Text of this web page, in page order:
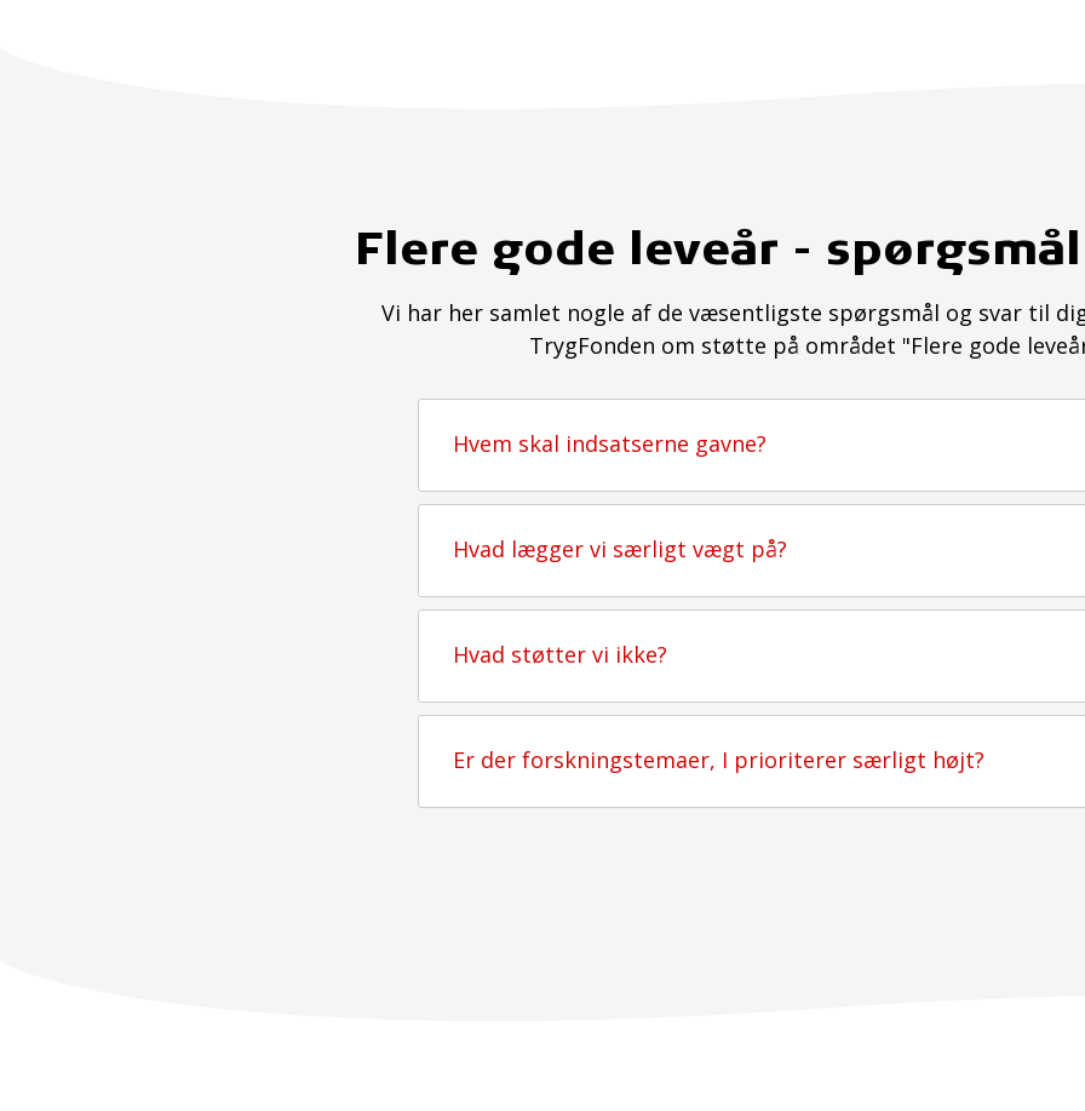
Flere gode leveår -
Vi har her samlet nogle af de væsentligste spørgsmål og svar til
TrygFonden om støtte på området "Flere gode
Hvem skal indsatserne gavne?
Hvad lægger vi særligt vægt på?
Hvad støtter vi ikke?
Er der forskningstemaer, I prioriterer særligt højt?